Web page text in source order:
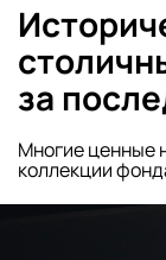
за
Многие ценные
коллекции